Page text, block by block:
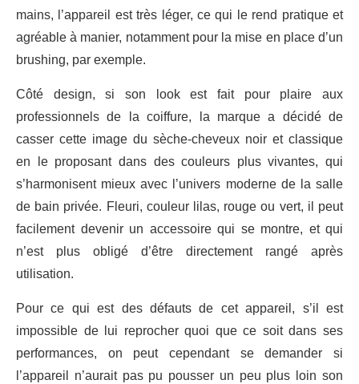
mains, l’appareil est très léger, ce qui le rend pratique et
agréable à manier, notamment pour la mise en place d’un
brushing, par exemple.
Côté design, si son look est fait pour plaire aux
professionnels de la coiffure, la marque a décidé de
casser cette image du sèche-cheveux noir et classique
en le proposant dans des couleurs plus vivantes, qui
s’harmonisent mieux avec l’univers moderne de la salle
de bain privée. Fleuri, couleur lilas, rouge ou vert, il peut
facilement devenir un accessoire qui se montre, et qui
n’est plus obligé d’être directement rangé après
utilisation.
Pour ce qui est des défauts de cet appareil, s’il est
impossible de lui reprocher quoi que ce soit dans ses
performances, on peut cependant se demander si
l’appareil n’aurait pas pu pousser un peu plus loin son